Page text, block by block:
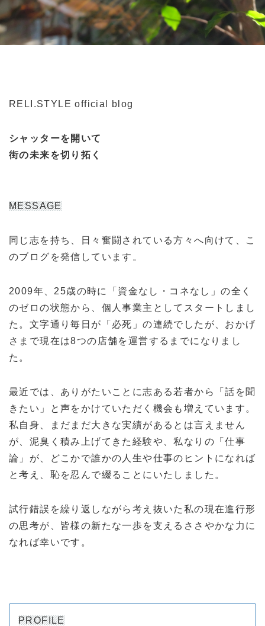
RELI.STYLE official blog
シャッターを開いて
街の未来を切り拓く
MESSAGE
同じ志を持ち、日々奮闘されている方々へ向けて、こ
のブログを発信しています。
2009年、25歳の時に「資金なし・コネなし」の全く
のゼロの状態から、個人事業主としてスタートしまし
た。文字通り毎日が「必死」の連続でしたが、おかげ
さまで現在は8つの店舗を運営するまでになりまし
た。
最近では、ありがたいことに志ある若者から「話を聞
きたい」と声をかけていただく機会も増えています。
私自身、まだまだ大きな実績があるとは言えません
が、泥臭く積み上げてきた経験や、私なりの「仕事
論」が、どこかで誰かの人生や仕事のヒントになれば
と考え、恥を忍んで綴ることにいたしました。
試行錯誤を繰り返しながら考え抜いた私の現在進行形
の思考が、皆様の新たな一歩を支えるささやかな力に
なれば幸いです。
PROFILE